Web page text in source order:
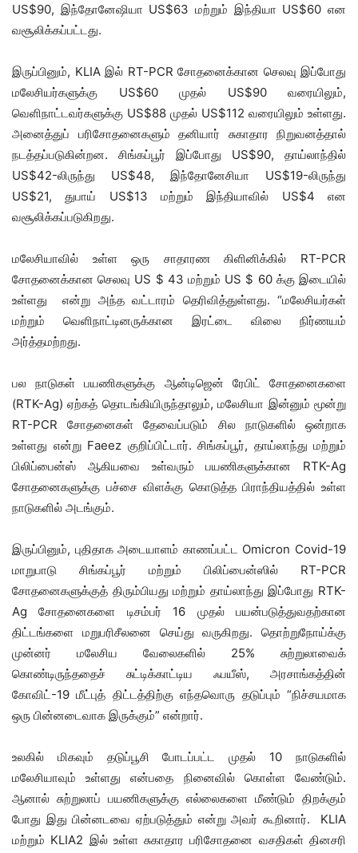
US$90, இந்தோனேஷியா US$63 மற்றும் இந்தியா US$60 என
வசூலிக்கப்பட்டது.
இருப்பினும், KLIA இல் RT-PCR சோதனைக்கான செலவு இப்போது
மலேசியர்களுக்கு US$60 முதல் US$90 வரையிலும்,
வெளிநாட்டவர்களுக்கு US$88 முதல் US$112 வரையிலும் உள்ளது.
அனைத்துப் பரிசோதனைகளும் தனியார் சுகாதார நிறுவனத்தால்
நடத்தப்படுகின்றன. சிங்கப்பூர் இப்போது US$90, தாய்லாந்தில்
US$42-லிருந்து US$48, இந்தோனேசியா US$19-லிருந்து
US$21, துபாய் US$13 மற்றும் இந்தியாவில் US$4 என
வசூலிக்கப்படுகிறது.
மலேசியாவில் உள்ள ஒரு சாதாரண கிளினிக்கில் RT-PCR
சோதனைக்கான செலவு US $ 43 மற்றும் US $ 60 க்கு இடையில்
உள்ளது என்று அந்த வட்டாரம் தெரிவித்துள்ளது. “மலேசியர்கள்
மற்றும் வெளிநாட்டினருக்கான இரட்டை விலை நிர்ணயம்
அர்த்தமற்றது.
பல நாடுகள் பயணிகளுக்கு ஆன்டிஜென் ரேபிட் சோதனைகளை
(RTK-Ag) ஏற்கத் தொடங்கியிருந்தாலும், மலேசியா இன்னும் மூன்று
RT-PCR சோதனைகள் தேவைப்படும் சில நாடுகளில் ஒன்றாக
உள்ளது என்று Faeez குறிப்பிட்டார். சிங்கப்பூர், தாய்லாந்து மற்றும்
பிலிப்பைன்ஸ் ஆகியவை உள்வரும் பயணிகளுக்கான RTK-Ag
சோதனைகளுக்கு பச்சை விளக்கு கொடுத்த பிராந்தியத்தில் உள்ள
நாடுகளில் அடங்கும்.
இருப்பினும், புதிதாக அடையாளம் காணப்பட்ட Omicron Covid-19
மாறுபாடு சிங்கப்பூர் மற்றும் பிலிப்பைன்ஸில் RT-PCR
சோதனைகளுக்குத் திரும்பியது மற்றும் தாய்லாந்து இப்போது RTK-
Ag சோதனைகளை டிசம்பர் 16 முதல் பயன்படுத்துவதற்கான
திட்டங்களை மறுபரிசீலனை செய்து வருகிறது. தொற்றுநோய்க்கு
முன்னர் மலேசிய வேலைகளில் 25% சுற்றுலாவைக்
கொண்டிருந்ததைச் சுட்டிக்காட்டிய ஃபயீஸ், அரசாங்கத்தின்
கோவிட்-19 மீட்புத் திட்டத்திற்கு எந்தவொரு தடுப்பும் “நிச்சயமாக
ஒரு பின்னடைவாக இருக்கும்” என்றார்.
உலகில் மிகவும் தடுப்பூசி போடப்பட்ட முதல் 10 நாடுகளில்
மலேசியாவும் உள்ளது என்பதை நினைவில் கொள்ள வேண்டும்.
ஆனால் சுற்றுலாப் பயணிகளுக்கு எல்லைகளை மீண்டும் திறக்கும்
போது இது பின்னடவை ஏற்படுத்தும் என்று அவர் கூறினார். KLIA
மற்றும் KLIA2 இல் உள்ள சுகாதார பரிசோதனை வசதிகள் தினசரி